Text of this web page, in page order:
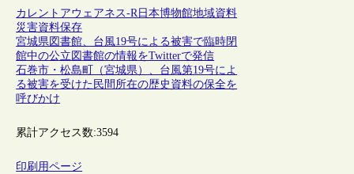
カレントアウェアネス-R 日本博物館地域資料
災害資料保存
宮城県図書館、台風19号による被害で臨時閉
館中の公立図書館の情報をTwitterで発信
石巻市・松島町（宮城県）、台風第19号によ
る被害を受けた民間所在の歴史資料の保全を
呼びかけ
累計アクセス数:3594
印刷用ページ